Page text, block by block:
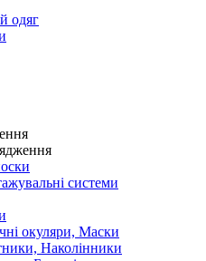
одяг
системи
окуляри, Маски
Наколінники